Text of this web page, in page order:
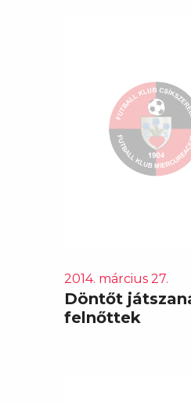
2014. március 27.
Döntőt
felnőttek